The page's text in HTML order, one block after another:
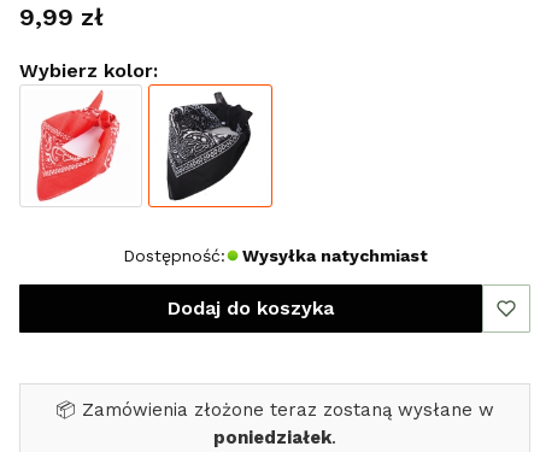
Cena
9,99 zł
Wybierz kolor:
Dostępność: Wysyłka natychmiast
Dodaj do koszyka
📦 Zamówienia złożone teraz zostaną wysłane w
poniedziałek.